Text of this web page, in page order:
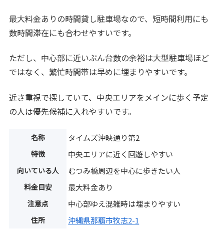
最大料金ありの時間貸し駐車場なので、短時間利用にも
数時間滞在にも合わせやすいです。
ただし、中心部に近いぶん台数の余裕は大型駐車場ほど
ではなく、繁忙時間帯は早めに埋まりやすいです。
近さ重視で探していて、中央エリアをメインに歩く予定
の人は優先候補に入れやすいです。
名称 タイムズ沖映通り第2
特徴 中央エリアに近く回遊しやすい
向いている人 むつみ橋周辺を中心に歩きたい人
料金目安 最大料金あり
注意点 中心部ゆえ混雑時は埋まりやすい
住所 沖縄県那覇市牧志2-1